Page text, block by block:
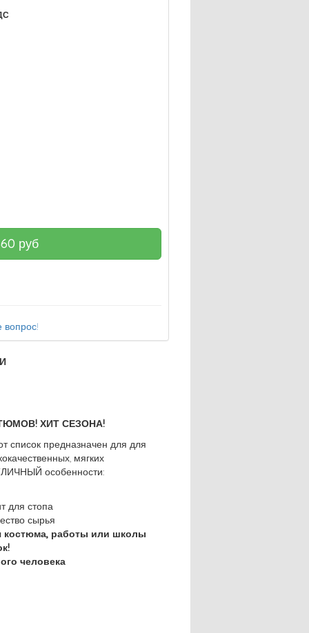
руб
вопрос!
ХИТ СЕЗОНА!
список предназначен для для
мягких
особенности:
для стопа
сырья
костюма, работы или школы
человека